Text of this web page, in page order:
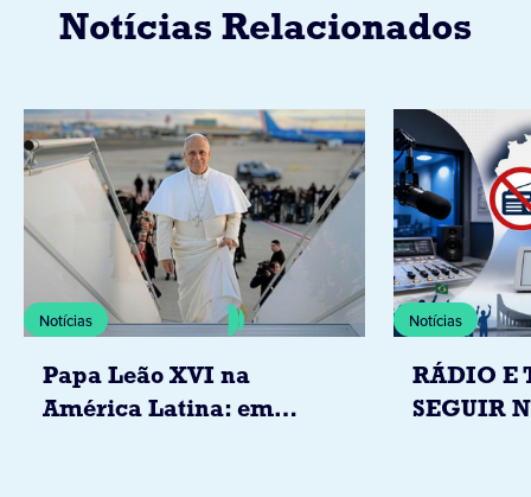
Notícias Relacionados
Notícias
Papa Leão XVI na
América Latina: em
Notícias
RÁDIO E
SEGUIR